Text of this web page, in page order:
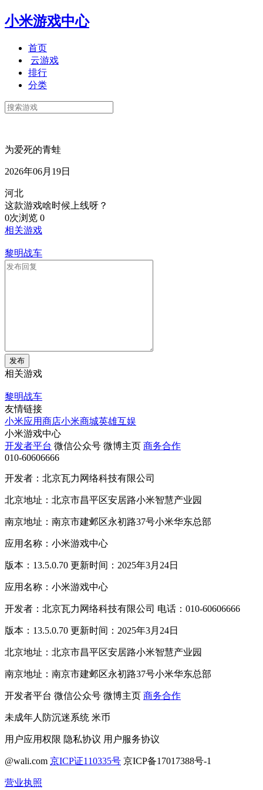
小米游戏中心
首页
云游戏
排行
分类
为爱死的青蛙
2026年06月19日
河北
这款游戏啥时候上线呀？
0次浏览 0
相关游戏
黎明战车
发布
相关游戏
黎明战车
友情链接
小米应用商店小米商城英雄互娱
小米游戏中心
开发者平台 微信公众号 微博主页 商务合作
010-60606666
开发者：北京瓦力网络科技有限公司
北京地址：北京市昌平区安居路小米智慧产业园
南京地址：南京市建邺区永初路37号小米华东总部
应用名称：小米游戏中心
版本：13.5.0.70 更新时间：2025年3月24日
应用名称：小米游戏中心
开发者：北京瓦力网络科技有限公司 电话：010-60606666
版本：13.5.0.70 更新时间：2025年3月24日
北京地址：北京市昌平区安居路小米智慧产业园
南京地址：南京市建邺区永初路37号小米华东总部
开发者平台 微信公众号 微博主页 商务合作
未成年人防沉迷系统 米币
用户应用权限 隐私协议 用户服务协议
@wali.com 京ICP证110335号 京ICP备17017388号-1
营业执照